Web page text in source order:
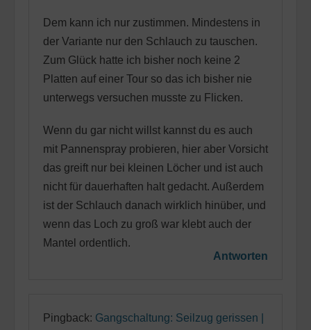
Dem kann ich nur zustimmen. Mindestens in
der Variante nur den Schlauch zu tauschen.
Zum Glück hatte ich bisher noch keine 2
Platten auf einer Tour so das ich bisher nie
unterwegs versuchen musste zu Flicken.
Wenn du gar nicht willst kannst du es auch
mit Pannenspray probieren, hier aber Vorsicht
das greift nur bei kleinen Löcher und ist auch
nicht für dauerhaften halt gedacht. Außerdem
ist der Schlauch danach wirklich hinüber, und
wenn das Loch zu groß war klebt auch der
Mantel ordentlich.
Antworten
Pingback: Gangschaltung: Seilzug gerissen |